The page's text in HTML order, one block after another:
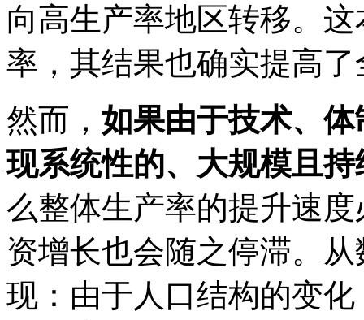
向高生产率地区转移。
率，其结果也确实提高
然而， 如果由于技术、
现系统性的、大规模且
么整体生产率的提升速
资增长也会随之停滞。
现：由于人口结构的变